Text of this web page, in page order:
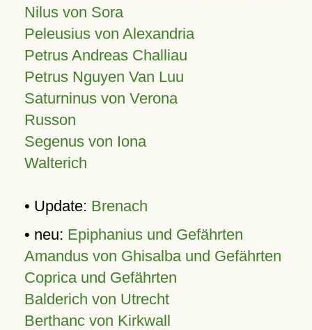
Nilus von Sora
Peleusius von Alexandria
Petrus Andreas Challiau
Petrus Nguyen Van Luu
Saturninus von Verona
Russon
Segenus von Iona
Walterich
• Update: Brenach
• neu: Epiphanius und Gefährten
Amandus von Ghisalba und Gefährten
Coprica und Gefährten
Balderich von Utrecht
Berthanc von Kirkwall